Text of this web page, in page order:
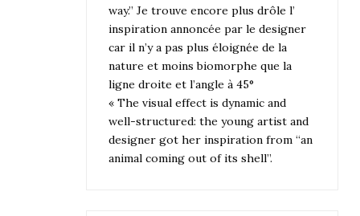
way.” Je trouve encore plus drôle l’
inspiration annoncée par le designer
car il n’y a pas plus éloignée de la
nature et moins biomorphe que la
ligne droite et l’angle à 45°
« The visual effect is dynamic and
well-structured: the young artist and
designer got her inspiration from “an
animal coming out of its shell”.